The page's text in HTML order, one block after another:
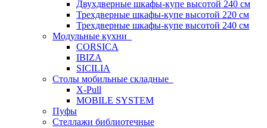
Двухдверные шкафы-купе высотой 240 см
Трехдверные шкафы-купе высотой 220 см
Трехдверные шкафы-купе высотой 240 см
Модульные кухни
CORSICA
IBIZA
SICILIA
Столы мобильные складные
X-Pull
MOBILE SYSTEM
Пуфы
Стеллажи библиотечные